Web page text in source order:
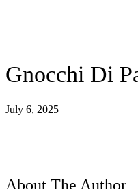
Gnocchi Di
July 6, 2025
About The Author